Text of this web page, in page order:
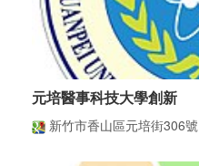
元培醫事科技大學創新
新竹市香山區元培街306號